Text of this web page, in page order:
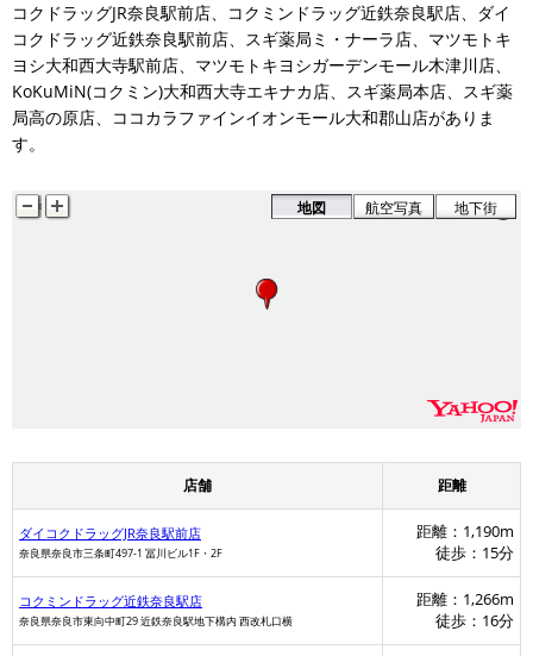
コクドラッグJR奈良駅前店、コクミンドラッグ近鉄奈良駅店、ダイ
コクドラッグ近鉄奈良駅前店、スギ薬局ミ・ナーラ店、マツモトキ
ヨシ大和西大寺駅前店、マツモトキヨシガーデンモール木津川店、
KoKuMiN(コクミン)大和西大寺エキナカ店、スギ薬局本店、スギ薬
局高の原店、ココカラファインイオンモール大和郡山店がありま
す。
地図 航空写真 地下街
店舗 距離
ダイコクドラッグJR奈良駅前店
奈良県奈良市三条町497-1 冨川ビル1F・2F
距離：1,190m
徒歩：15分
コクミンドラッグ近鉄奈良駅店
奈良県奈良市東向中町29 近鉄奈良駅地下構内 西改札口横
距離：1,266m
徒歩：16分